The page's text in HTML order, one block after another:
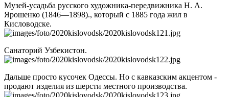
Музей-усадьба русского художника-передвижника Н. А.
Ярошенко (1846—1898)., который с 1885 года жил в
Кисловодске.
Санаторий Узбекистон.
Дальше просто кусочек Одессы. Но с кавказским акцентом -
продают изделия из шерсти местного производства.